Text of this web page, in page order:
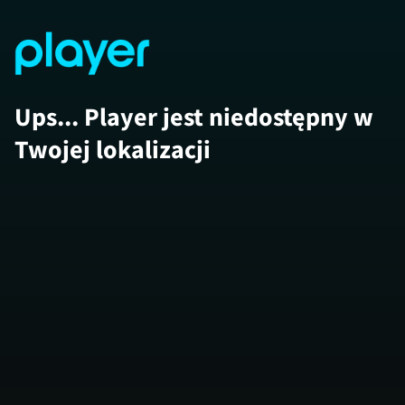
Ups... Player jest niedostępny w
Twojej lokalizacji